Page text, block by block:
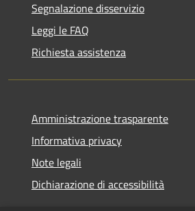
Segnalazione disservizio
Leggi le FAQ
Richiesta assistenza
Amministrazione trasparente
Informativa privacy
Note legali
Dichiarazione di accessibilità